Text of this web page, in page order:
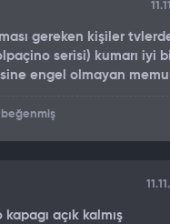
gereken kişiler
serisi) kumarı iyi
engel olmayan
beğenmiş
açık kalmış